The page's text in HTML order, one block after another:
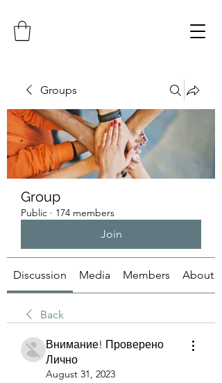
Groups
Group
Public · 174 members
Join
Discussion Media Members About
Back
Внимание! Проверено
Лично
August 31, 2023